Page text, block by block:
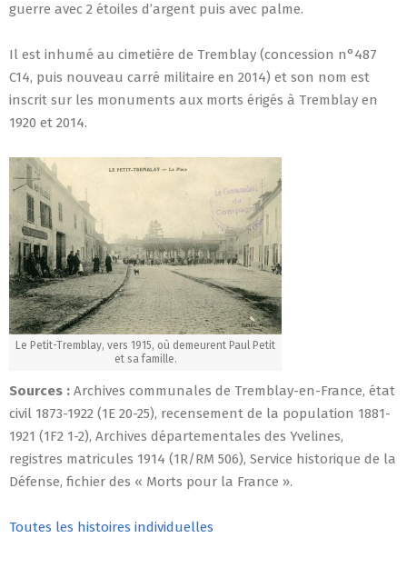
guerre avec 2 étoiles d’argent puis avec palme.
Il est inhumé au cimetière de Tremblay (concession n°487
C14, puis nouveau carré militaire en 2014) et son nom est
inscrit sur les monuments aux morts érigés à Tremblay en
1920 et 2014.
Le Petit-Tremblay, vers 1915, où demeurent Paul Petit
et sa famille.
Sources : Archives communales de Tremblay-en-France, état
civil 1873-1922 (1E 20-25), recensement de la population 1881-
1921 (1F2 1-2), Archives départementales des Yvelines,
registres matricules 1914 (1R/RM 506), Service historique de la
Défense, fichier des « Morts pour la France ».
Toutes les histoires individuelles